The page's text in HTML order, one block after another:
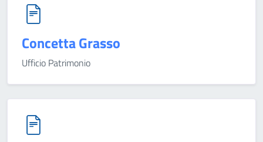
Concetta Grasso
Ufficio Patrimonio